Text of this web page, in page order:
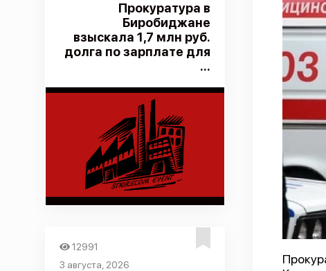
Прокуратура в
Биробиджане
взыскала 1,7 млн руб.
долга по зарплате для
...
12991
3 августа, 2026